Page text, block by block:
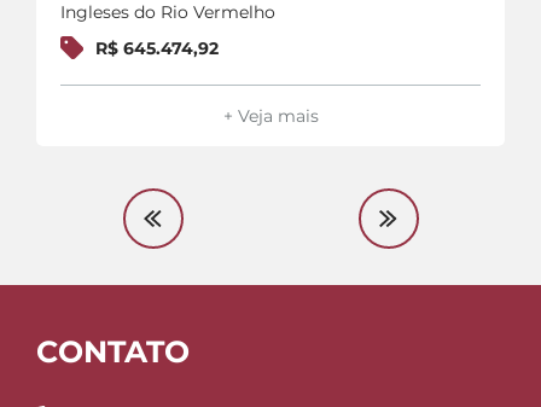
Ingleses do Rio Vermelho
R$ 645.474,92
+ Veja mais
CONTATO